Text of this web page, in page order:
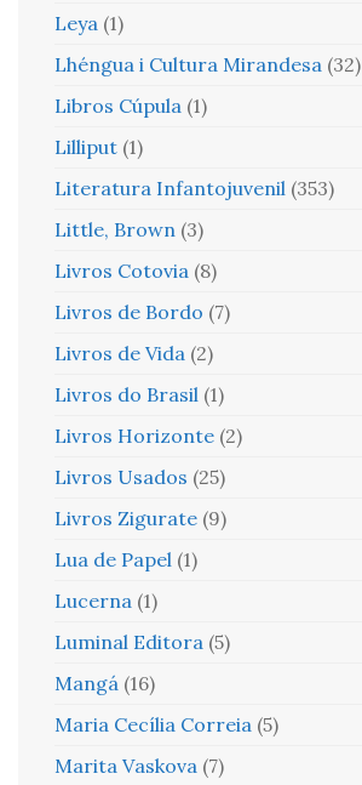
Leya (1)
Lhéngua i Cultura Mirandesa (32)
Libros Cúpula (1)
Lilliput (1)
Literatura Infantojuvenil (353)
Little, Brown (3)
Livros Cotovia (8)
Livros de Bordo (7)
Livros de Vida (2)
Livros do Brasil (1)
Livros Horizonte (2)
Livros Usados (25)
Livros Zigurate (9)
Lua de Papel (1)
Lucerna (1)
Luminal Editora (5)
Mangá (16)
Maria Cecília Correia (5)
Marita Vaskova (7)